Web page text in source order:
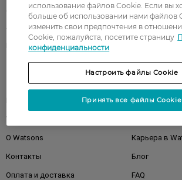
Волосы
Аксессуары
Бренды
Клиентам
Магазины
Watsons Club
О Watsons Карьера в
Контакты Блог
Оплата и доставка FAQ
использование файлов Cookie. Если вы
больше об использовании нами файлов
изменить свои предпочтения в
Cookie, пожалуйста, посетите страницу
конфиденциальности
Настроить файлы Cookie
Принять все файлы Cookie